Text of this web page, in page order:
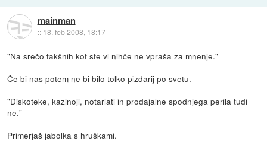
mainman
:: 18. feb 2008, 18:17
"Na srečo takšnih kot ste vi nihče ne vpraša za mnenje."
Če bi nas potem ne bi bilo tolko pizdarij po svetu.
"Diskoteke, kazinoji, notariati in prodajalne spodnjega perila tudi
ne."
Primerjaš jabolka s hruškami.